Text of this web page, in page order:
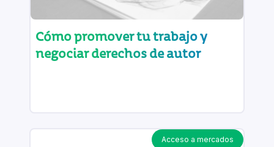
Cómo promover tu trabajo y
negociar derechos de autor
Acceso a mercados